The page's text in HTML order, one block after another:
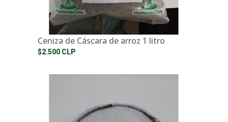
Ceniza de Cáscara de arroz 1 litro
$2.500 CLP